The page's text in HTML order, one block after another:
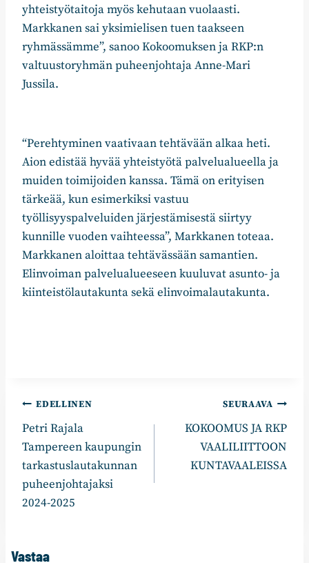
yhteistyötaitoja myös kehutaan vuolaasti.
Markkanen sai yksimielisen tuen taakseen
ryhmässämme”, sanoo Kokoomuksen ja RKP:n
valtuustoryhmän puheenjohtaja Anne-Mari
Jussila.
“Perehtyminen vaativaan tehtävään alkaa heti.
Aion edistää hyvää yhteistyötä palvelualueella ja
muiden toimijoiden kanssa. Tämä on erityisen
tärkeää, kun esimerkiksi vastuu
työllisyyspalveluiden järjestämisestä siirtyy
kunnille vuoden vaihteessa”, Markkanen toteaa.
Markkanen aloittaa tehtävässään samantien.
Elinvoiman palvelualueeseen kuuluvat asunto- ja
kiinteistölautakunta sekä elinvoimalautakunta.
Artikkelien
selaus
EDELLINEN
Petri Rajala
Tampereen kaupungin
tarkastuslautakunnan
puheenjohtajaksi
2024-2025
SEURAAVA
KOKOOMUS JA RKP
VAALILIITTOON
KUNTAVAALEISSA
Vastaa